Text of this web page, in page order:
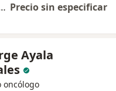
de mama Precio sin especificar
Ayala
oncólogo